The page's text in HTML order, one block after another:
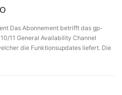
Das Abonnement betrifft das gp-
11 General Availability Channel
die Funktionsupdates liefert. Die